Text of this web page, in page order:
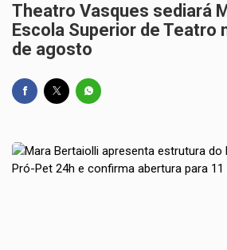
Theatro Vasques sediará
Escola Superior de Teatro
de agosto